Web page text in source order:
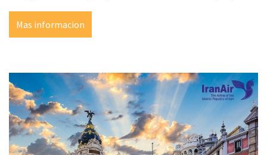
Mas informacion